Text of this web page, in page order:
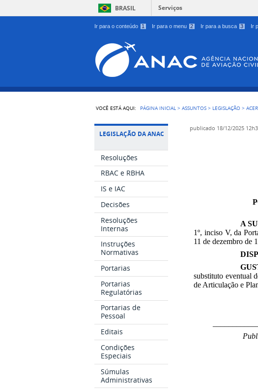
Ir para o conteúdo 1 Ir para o menu 2 Ir para a busca 3 Ir
BRASIL Serviços
VOCÊ ESTÁ AQUI: PÁGINA INICIAL >ASSUNTOS > LEGISLAÇÃO >
LEGISLAÇÃO DA ANAC
Resoluções
RBAC e RBHA
IS e IAC
Decisões
Resoluções
Internas
Instruções
Normativas
Portarias
Portarias
Regulatórias
Portarias de
Pessoal
Editais
Condições
Especiais
Súmulas
Administrativas
publicado 18/12/2025
A
1º, inciso V, da
11 de dezembro de
substituto eventual
de Articulação e